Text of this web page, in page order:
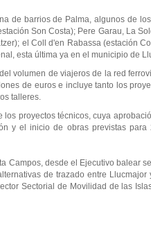
de barrios de Palma, algunos de
Son Costa); Pere Garau, La
el Coll d'en Rabassa (estación
esta última ya en el municipio de
volumen de viajeros de la red
de euros e incluye tanto los
talleres.
proyectos técnicos, cuya
y el inicio de obras previstas
Campos, desde el Ejecutivo balear
de trazado entre Llucmajor
Sectorial de Movilidad de las